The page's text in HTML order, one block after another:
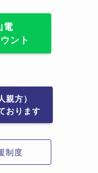
電
ント
親方）
おります
制度